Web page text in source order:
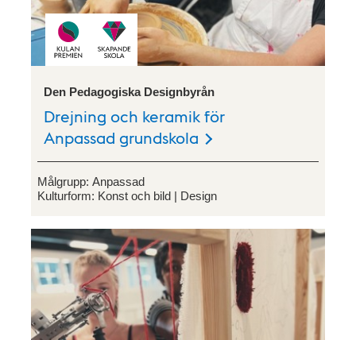
Den Pedagogiska Designbyrån
Drejning och keramik för
Anpassad grundskola
Målgrupp: Anpassad
Kulturform: Konst och bild Design